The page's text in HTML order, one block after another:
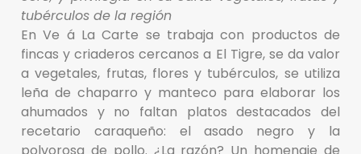
tubérculos de la región
En Ve á La Carte se trabaja con productos de
fincas y criaderos cercanos a El Tigre, se da valor
a vegetales, frutas, flores y tubérculos, se utiliza
leña de chaparro y manteco para elaborar los
ahumados y no faltan platos destacados del
recetario caraqueño: el asado negro y la